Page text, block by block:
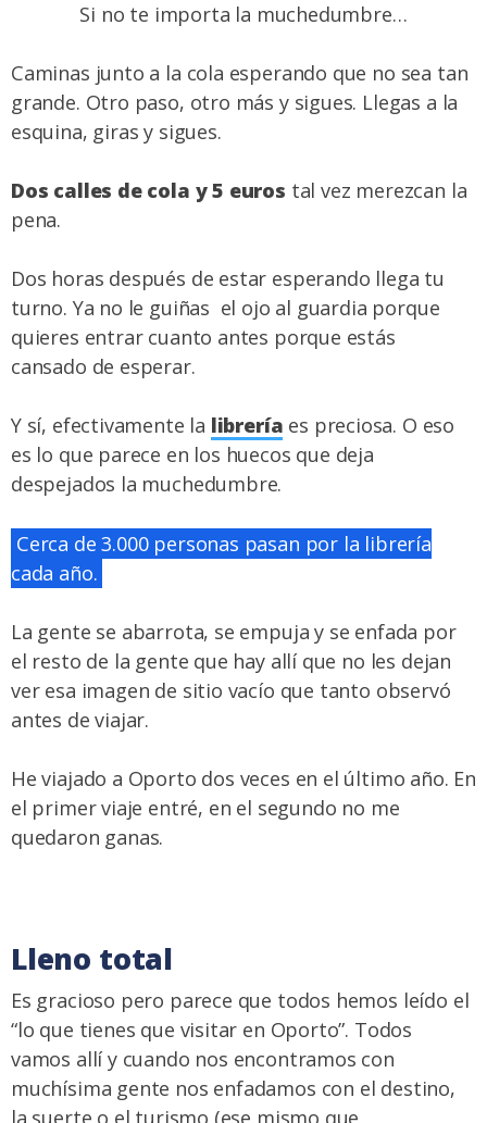
Si no te importa la muchedumbre…
Caminas junto a la cola esperando que no sea tan
grande. Otro paso, otro más y sigues. Llegas a la
esquina, giras y sigues.
Dos calles de cola y 5 euros tal vez merezcan la
pena.
Dos horas después de estar esperando llega tu
turno. Ya no le guiñas el ojo al guardia porque
quieres entrar cuanto antes porque estás
cansado de esperar.
Y sí, efectivamente la librería es preciosa. O eso
es lo que parece en los huecos que deja
despejados la muchedumbre.
Cerca de 3.000 personas pasan por la librería
cada año.
La gente se abarrota, se empuja y se enfada por
el resto de la gente que hay allí que no les dejan
ver esa imagen de sitio vacío que tanto observó
antes de viajar.
He viajado a Oporto dos veces en el último año. En
el primer viaje entré, en el segundo no me
quedaron ganas.
Lleno total
Es gracioso pero parece que todos hemos leído el
“lo que tienes que visitar en Oporto”. Todos
vamos allí y cuando nos encontramos con
muchísima gente nos enfadamos con el destino,
la suerte o el turismo (ese mismo que